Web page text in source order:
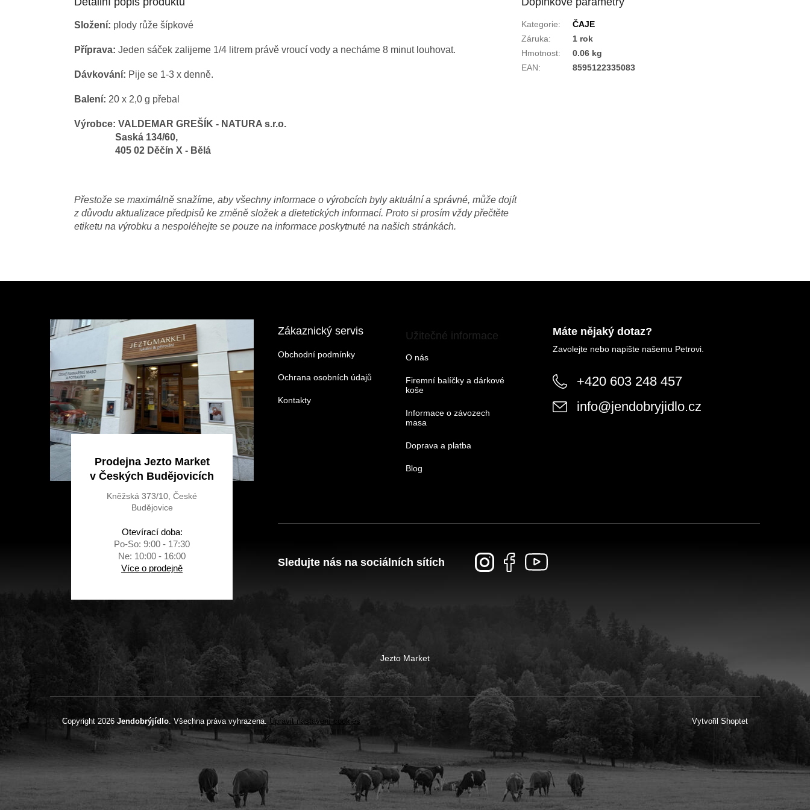
Složení: plody růže šípkové
Příprava: Jeden sáček zalijeme 1/4 litrem právě vroucí vody a necháme 8 minut louhovat.
Dávkování: Pije se 1-3 x denně.
Balení: 20 x 2,0 g přebal
Výrobce: VALDEMAR GREŠÍK - NATURA s.r.o.
Saská 134/60,
405 02 Děčín X - Bělá
Přestože se maximálně snažíme, aby všechny informace o výrobcích byly aktuální a správné, může dojít
z důvodu aktualizace předpisů ke změně složek a dietetických informací. Proto si prosím vždy přečtěte
etiketu na výrobku a nespoléhejte se pouze na informace poskytnuté na našich stránkách.
Kategorie:
ČAJE
Záruka:
1 rok
Hmotnost:
0.06 kg
EAN: 8595122335083
Prodejna Jezto Market
v Českých Budějovicích
Kněžská 373/10, České
Budějovice
Otevírací doba:
Po-So: 9:00 - 17:30
Ne: 10:00 - 16:00
Více o prodejně
Zákaznický servis
Obchodní podmínky
Ochrana osobních údajů
Kontakty
Užitečné informace
O nás
Firemní balíčky a dárkové
koše
Informace o závozech
masa
Doprava a platba
Blog
Máte nějaký dotaz?
Zavolejte nebo napište našemu Petrovi.
+420 603 248 457
info@jendobryjidlo.cz
Sledujte nás na sociálních sítích
Jezto Market
Vytvořil Shoptet
Copyright 2026 Jendobrýjídlo. Všechna práva vyhrazena. Upravit nastavení cookies